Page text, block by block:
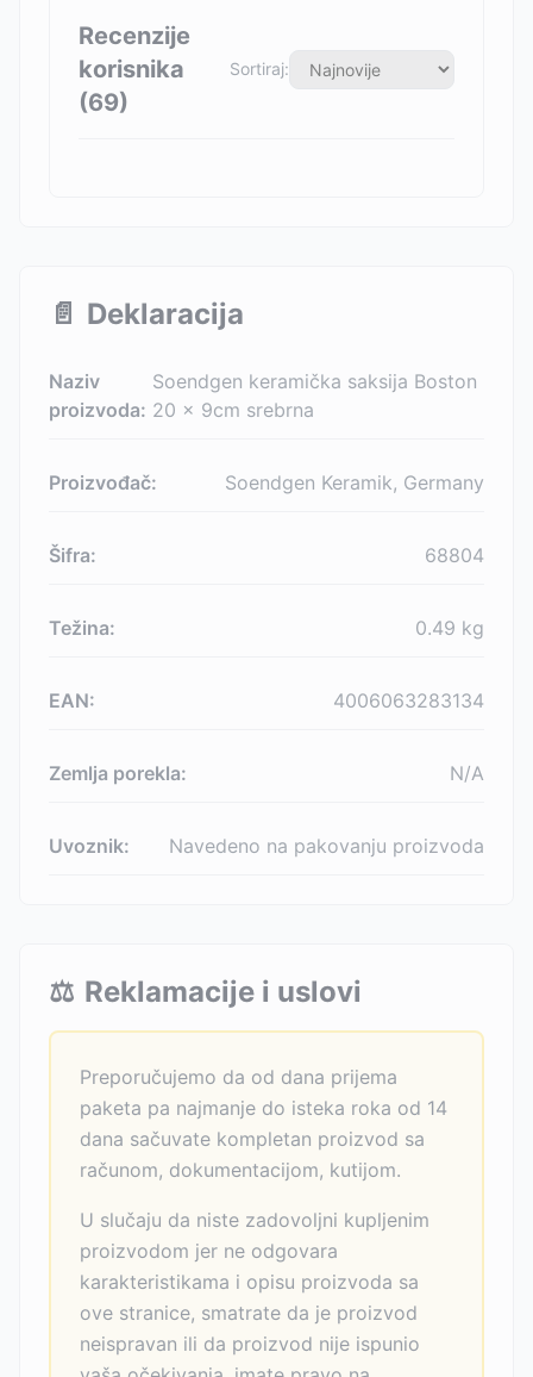
Recenzije
korisnika
(69)
Sortiraj:
📄 Deklaracija
Naziv
proizvoda:
Soendgen keramička saksija Boston
20 x 9cm srebrna
Proizvođač: Soendgen Keramik, Germany
Šifra: 68804
Težina: 0.49 kg
EAN: 4006063283134
Zemlja porekla: N/A
Uvoznik: Navedeno na pakovanju proizvoda
⚖️ Reklamacije i uslovi
Preporučujemo da od dana prijema
paketa pa najmanje do isteka roka od 14
dana sačuvate kompletan proizvod sa
računom, dokumentacijom, kutijom.
U slučaju da niste zadovoljni kupljenim
proizvodom jer ne odgovara
karakteristikama i opisu proizvoda sa
ove stranice, smatrate da je proizvod
neispravan ili da proizvod nije ispunio